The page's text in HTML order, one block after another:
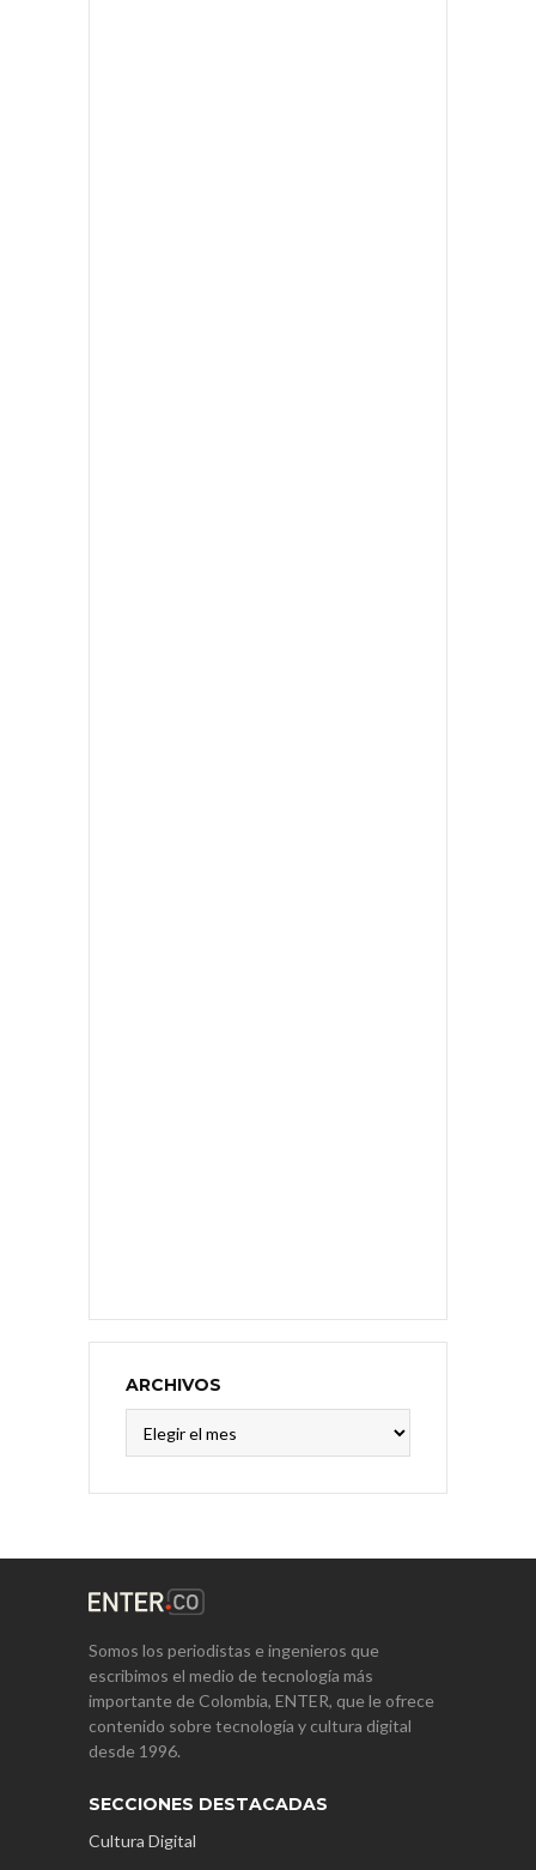
ARCHIVOS
Somos los periodistas e ingenieros que
escribimos el medio de tecnología más
importante de Colombia, ENTER, que le ofrece
contenido sobre tecnología y cultura digital
desde 1996.
SECCIONES DESTACADAS
Cultura Digital